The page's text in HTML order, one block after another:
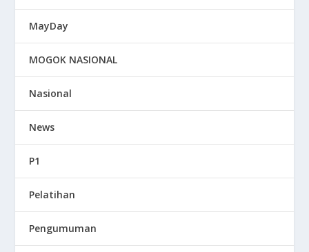
MayDay
MOGOK NASIONAL
Nasional
News
P1
Pelatihan
Pengumuman